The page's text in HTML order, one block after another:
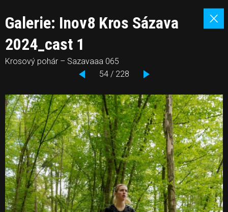
Galerie: Inov8 Kros Sázava
2024_cast 1
Krosový pohár – Sazavaaa 065
54 / 228